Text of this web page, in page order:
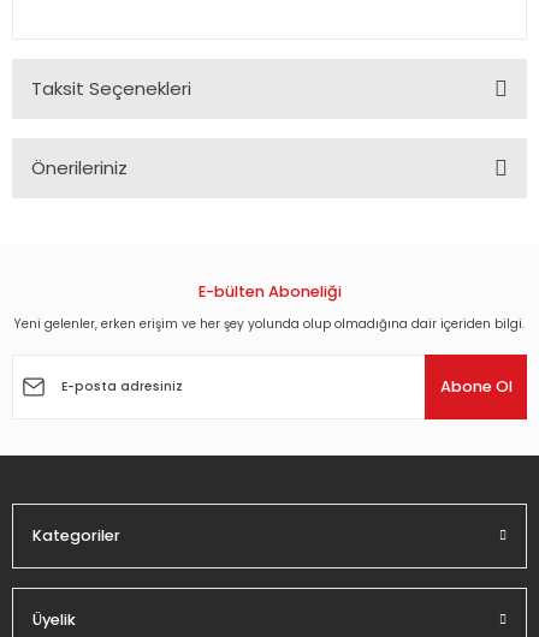
Taksit Seçenekleri
Önerileriniz
Görüş ve önerileriniz için teşekkür ederiz.
Ürün açıklamasında eksik bilgiler bulunuyor.
E-bülten Aboneliği
Yeni gelenler, erken erişim ve her şey yolunda olup olmadığına dair içeriden bilgi.
Abone Ol
Kategoriler
Üyelik